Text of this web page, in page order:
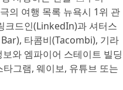
의 여행 목록 뉴욕시 1위 관
크드인(LinkedIn)과 셔터스
타콤비(Tacombi), 기라
와 엠파이어 스테이트 빌딩
그램, 웨이보, 유튜브 또는